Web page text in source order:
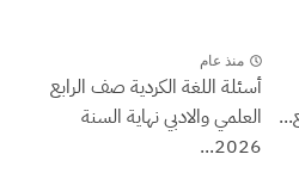
منذ عام
أسئلة اللغة الكردية صف الرابع
العلمي والادبي نهاية السنة
2026...